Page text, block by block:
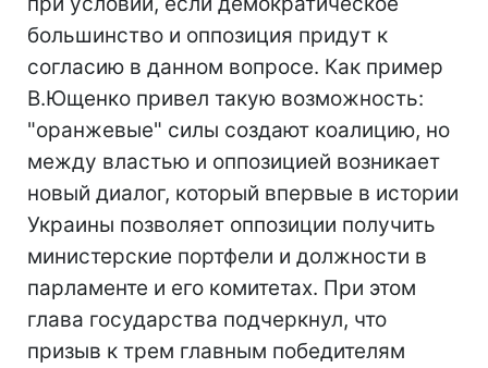
большинство и оппозиция придут к
согласию в данном вопросе. Как пример
В.Ющенко привел такую возможность:
"оранжевые" силы создают коалицию, но
между властью и оппозицией возникает
новый диалог, который впервые в истории
Украины позволяет оппозиции получить
министерские портфели и должности в
парламенте и его комитетах. При этом
глава государства подчеркнул, что
призыв к трем главным победителям